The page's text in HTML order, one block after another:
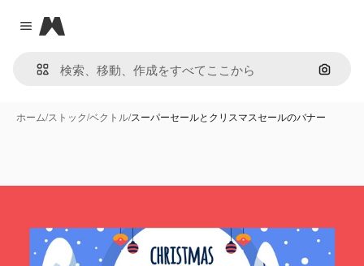
Close menu
Magnific
画像で
ホーム/ストック/ベクトル/スーパーセールとクリスマスセールのバナー